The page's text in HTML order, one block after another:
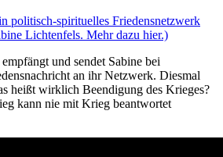
politisch-spirituelles Friedensnetzwerk
Lichtenfels. Mehr dazu hier.)
und sendet Sabine bei
an ihr Netzwerk. Diesmal
heißt wirklich Beendigung des Krieges?
kann nie mit Krieg beantwortet